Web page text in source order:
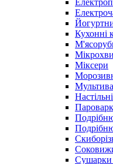
Кухонні
Міксери
Сушарки